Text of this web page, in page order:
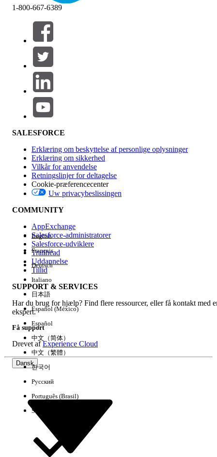
Filtre (0)
VÆLG FILTRE
Produktområde
Funktionspåvirkning
Version
Experience
Ryd alle Udført
1-800-667-6389
SALESFORCE
Erklæring om beskyttelse af personlige oplysninger
Erklæring om sikkerhed
Vilkår for anvendelse
Retningslinjer for deltagelse
Cookie-præferencecenter
Uw privacybeslissingen
COMMUNITY
AppExchange
Salesforce-administratorer
Salesforce-udviklere
Trailhead
Uddannelse
Tillid
SUPPORT & SERVICES
Har du brug for hjælp? Find flere ressourcer, eller få kontakt med
ekspert.
Få support
Drevet afExperience Cloud
Dansk
English
Français
Deutsch
Italiano
日本語
Español (México)
Español
中文（简体）
中文（繁體）
한국어
Русский
Português (Brasil)
Suomi